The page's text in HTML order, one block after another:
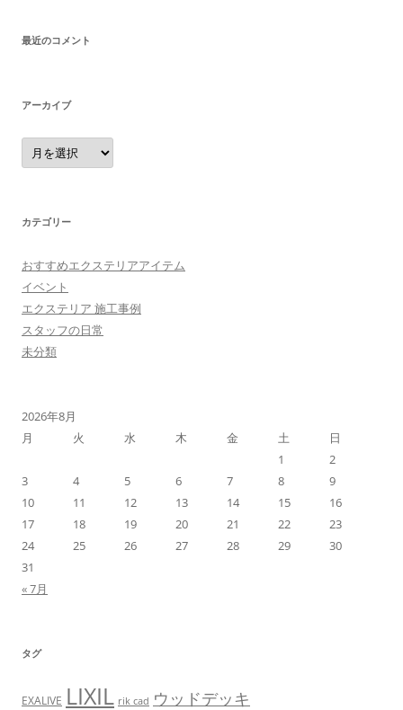
最近のコメント
アーカイブ
ア
ー
カ
カテゴリー
おすすめエクステリアアイテム
イベント
エクステリア 施工事例
スタッフの日常
未分類
2026年8月
月
火 水 木 金 土
日
1
2
3
4 5 6 7 8
9
10
11 12 13 14 15
16
17
18 19 20 21 22
23
24
25 26 27 28 29
30
31
« 7月
タグ
EXALIVE LIXIL rik cad ウッドデッキ